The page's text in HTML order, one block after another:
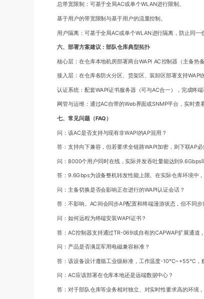
总带宽限制：可基于全局AC或单个WLAN进行限制。
基于用户的带宽限制与基于用户的流量控制。
用户隔离：可基于全局AC或单个WLAN进行隔离，防止同一
六、部署方案建议：部队仓库典型拓扑
核心层：在仓库本地机房部署两台WAPI AC控制器（主备热
接入层：在仓库各防火分区、货架区、装卸区部署支持
认证系统：配套WAPI证书服务器（可与AC合一），完成终端
网管与运维：通过AC自带的Web界面或SNMP平台，实时查
七、常见问题（FAQ）
问：该AC是否支持与现有非WAPI的AP混用？
答：支持向下兼容，但若要求全链路WAPI加密，则下联AP
问：8000个用户同时在线，实际并发吞吐量能达到9.6Gbps
答：9.6Gbps为设备整机转发性能上限。在实际仓库环境中
问：主备切换是否会影响正在进行的WAPI认证会话？
答：不影响。AC间会同步AP配置和终端漫游状态，但不同
问：如何远程为终端安装WAPI证书？
答：AC控制器支持通过TR-069或自有的CAPWAP扩展通道
问：产品是否满足军用电磁兼容标准？
答：该设备设计遵循工业级标准，工作温度-10℃~+55℃，
问：AC应该部署在仓库本地还是远端数据中心？
答：对于部队仓库等业务相对独立、对实时性要求高的环境